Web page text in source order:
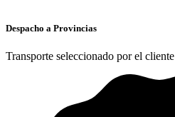
Despacho a Provincias
Transporte seleccionado por el cliente